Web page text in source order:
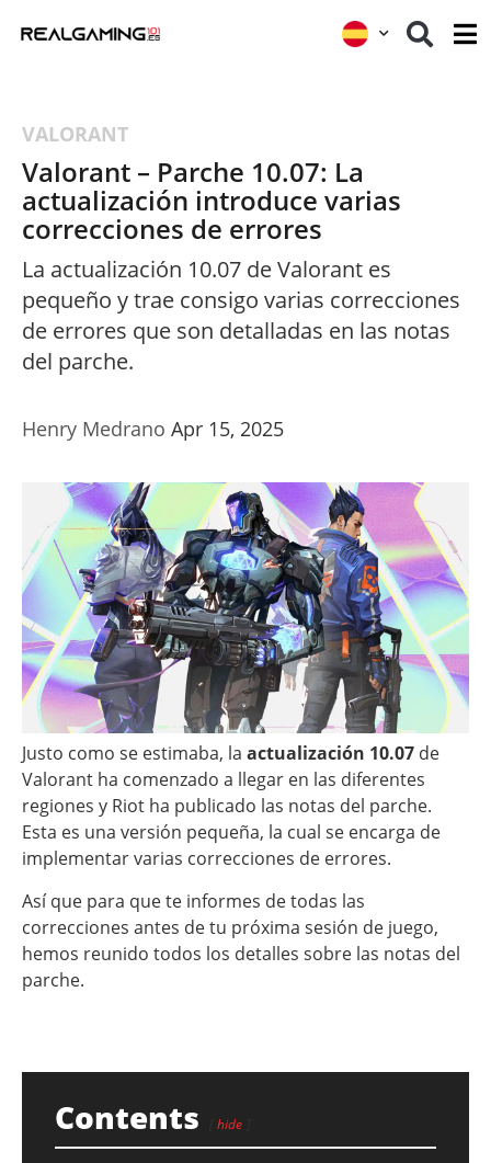
VALORANT
Valorant – Parche 10.07: La
actualización introduce varias
correcciones de errores
La actualización 10.07 de Valorant es
pequeño y trae consigo varias correcciones
de errores que son detalladas en las notas
del parche.
Henry Medrano Apr 15, 2025
Justo como se estimaba, la actualización 10.07 de
Valorant ha comenzado a llegar en las diferentes
regiones y Riot ha publicado las notas del parche.
Esta es una versión pequeña, la cual se encarga de
implementar varias correcciones de errores.
Así que para que te informes de todas las
correcciones antes de tu próxima sesión de juego,
hemos reunido todos los detalles sobre las notas del
parche.
Contents hide